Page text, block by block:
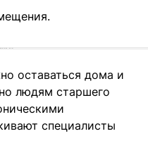
оставаться дома и
людям старшего
специалисты